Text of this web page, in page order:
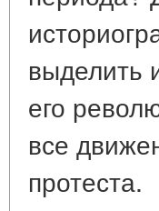
выделить
его
все
протеста.